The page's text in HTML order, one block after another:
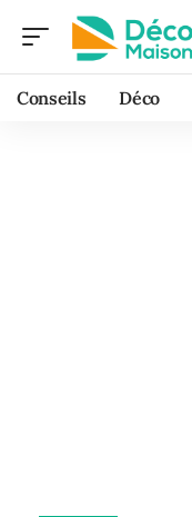
Conseils Déco